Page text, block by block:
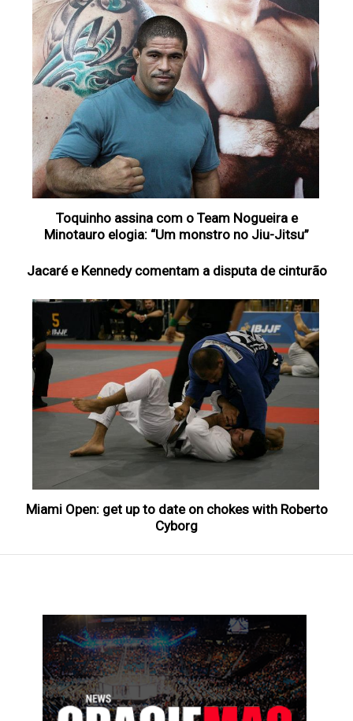
Toquinho assina com o Team Nogueira e
Minotauro elogia: “Um monstro no Jiu-Jitsu”
Jacaré e Kennedy comentam a disputa de cinturão
Miami Open: get up to date on chokes with Roberto
Cyborg